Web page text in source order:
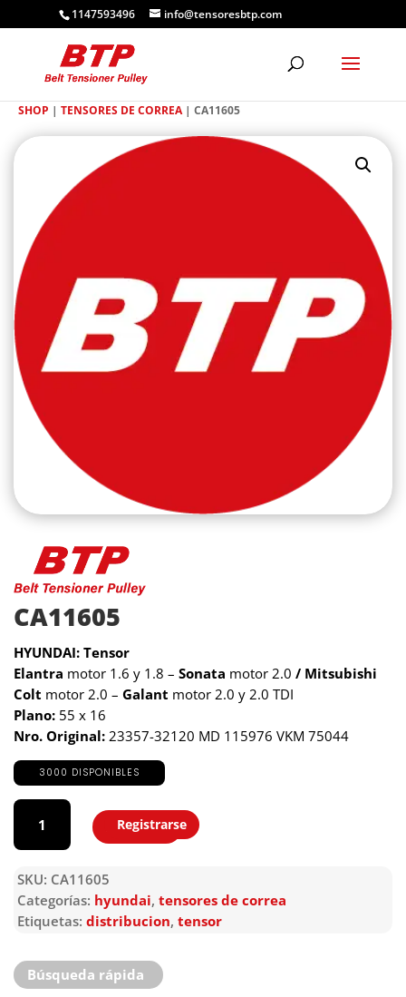
1147593496 info@tensoresbtp.com
SHOP | TENSORES DE CORREA| CA11605
CA11605
HYUNDAI: Tensor
Elantra motor 1.6 y 1.8 – Sonata motor 2.0 / Mitsubishi
Colt motor 2.0 – Galant motor 2.0 y 2.0 TDI
Plano: 55 x 16
Nro. Original: 23357-32120 MD 115976 VKM 75044
3000 DISPONIBLES
CA11605
cantidad
Agregar
Registrarse
SKU: CA11605
Categorías: hyundai, tensores de correa
Etiquetas: distribucion, tensor
Búsqueda rápida